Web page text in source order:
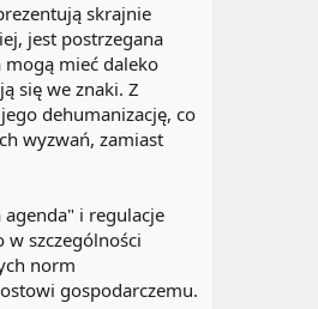
skrajnie
jest postrzegana
mogą mieć daleko
się we znaki. Z
dehumanizację, co
wyzwań, zamiast
agenda" i regulacje
w szczególności
norm
gospodarczemu.